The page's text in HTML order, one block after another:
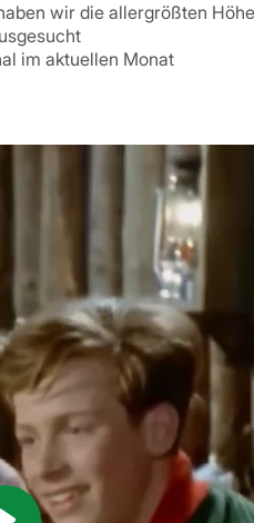
wir die allergrößten
im aktuellen Monat